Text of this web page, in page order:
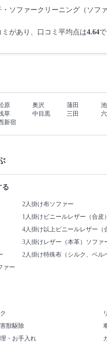
ソファークリーニング（ソ
ミがあり、口コミ平均点は4.64で
原 奥沢 蒲田
草 中目黒 三田
新宿
る
2人掛け布ソファー
1人掛けビニールレザー（合皮
4人掛け以上ビニールレザー（
3人掛けレザー（本革）ソファ
2人掛け特殊布（シルク、ベル
ァー
獣駆除
・お手入れ